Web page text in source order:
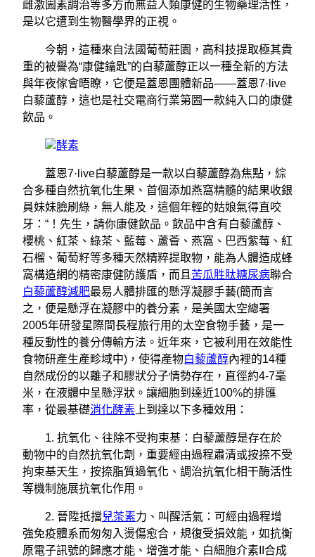
雌激圌素調治等多方而無益人類康健的生物藥理活性，
是以它遭到生物醫學界的正視。
今朝，這種來自法國葡萄莊園，高科技提取極其貴
重的被譽為“康健鑰匙”的白藜蘆醇正以一種全新的方法
與年夜傢會晤瞭，它便是蓋恩團體新品——蓋恩7·live
白藜蘆醇，這也是社交電商行業第圌一款純入口的康健
飲品。
酵素
蓋恩7·live白藜蘆醇是一款以白藜蘆醇為焦點，綜
合多種自然抗氧化生果、首個添加燕窩精髓的結果收銀
員妹妹臉刷綠，無人能及，這個年輕的姑娘氣得直咬
牙：“！先生，請你康健飲品。飲品中含有白藜蘆醇、
櫻桃、紅茶、綠茶、藍莓、蘆薈、燕窩、巴西紫莓、紅
石榴、葡萄籽等多種天然精粹提取物，能為人體造成蜂
窩構造網的精密康健防護盾，而且 苦瓜胜肽糖尿病聯合
白藜蘆醇減肥最易人體排匯的懸浮凝膠手藝(簡而言
之，便是懸浮在凝膠中的養分素，是美國太空總署
2005年研發星際間長程旅行用的太空食物手藝，是一
種反動性的養分傳輸方法。近年來，它被利用在效能性
食物研產生產畛域中)，使得產物白藜蘆醇內裡的14種
自然成份的以離子和膠狀分子情勢存在，直徑約4-7毫
米，在液體中呈懸浮狀。讓細胞到達近100%的排匯
率，從最基礎消化酵素 上到達以下多種效用：
1. 抗氧化、往除不受拘束基：白藜蘆醇是存在於
動物中的自然抗氧化劑，重要經由過程肅清或按捺不受
拘束基天生，按捺脂質過氧化、調治抗氧化相干酶活性
等機制施展抗氧化作用。
2. 晉陞抵擋兒茶素力、叫醒活氣：可經由過程增
強免疫體系而匆匆入燙傷愈合，規復受損效能，如抗衡
原電子訊號的歸應才能、增強才能、白細胞介素II合成